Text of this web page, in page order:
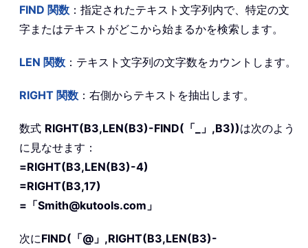
FIND 関数 ：指定されたテキスト文字列内で、特定の文
字またはテキストがどこから始まるかを検索します。
LEN 関数 ：テキスト文字列の文字数をカウントします。
RIGHT 関数 ：右側からテキストを抽出します。
数式 RIGHT(B3,LEN(B3)-FIND(「_」,B3))は次のよう
に見なせます：
=RIGHT(B3,LEN(B3)-4)
=RIGHT(B3,17)
=「Smith@kutools.com」
次にFIND(「@」,RIGHT(B3,LEN(B3)-